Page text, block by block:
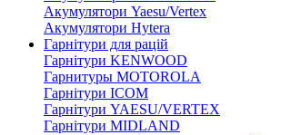
Акумулятори Yaesu/Vertex
Акумулятори Hytera
Гарнітури для рацій
Гарнітури KENWOOD
Гарнитуры MOTOROLA
Гарнітури ICOM
Гарнітури YAESU/VERTEX
Гарнітури MIDLAND